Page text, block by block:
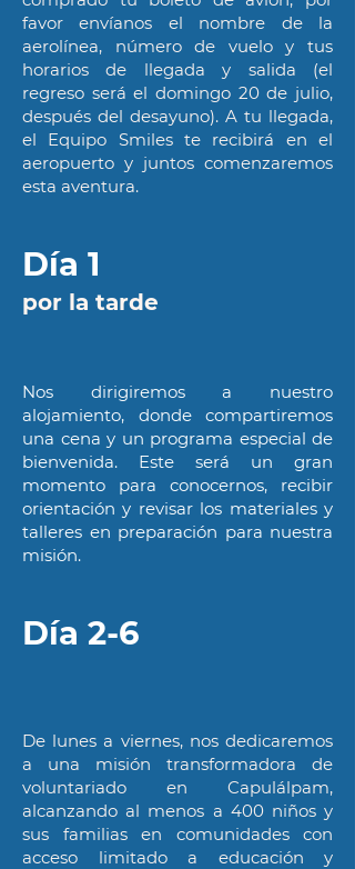
favor envíanos el nombre de la
aerolínea, número de vuelo y tus
horarios de llegada y salida (el
regreso será el domingo 20 de julio,
después del desayuno). A tu llegada,
el Equipo Smiles te recibirá en el
aeropuerto y juntos comenzaremos
esta aventura.
Día 1
por la tarde
Nos dirigiremos a nuestro
alojamiento, donde compartiremos
una cena y un programa especial de
bienvenida. Este será un gran
momento para conocernos, recibir
orientación y revisar los materiales y
talleres en preparación para nuestra
misión.
Día 2-6
De lunes a viernes, nos dedicaremos
a una misión transformadora de
voluntariado en Capulálpam,
alcanzando al menos a 400 niños y
sus familias en comunidades con
acceso limitado a educación y